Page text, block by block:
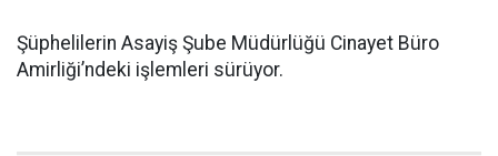
Şüphelilerin Asayiş Şube Müdürlüğü Cinayet Büro
Amirliği’ndeki işlemleri sürüyor.